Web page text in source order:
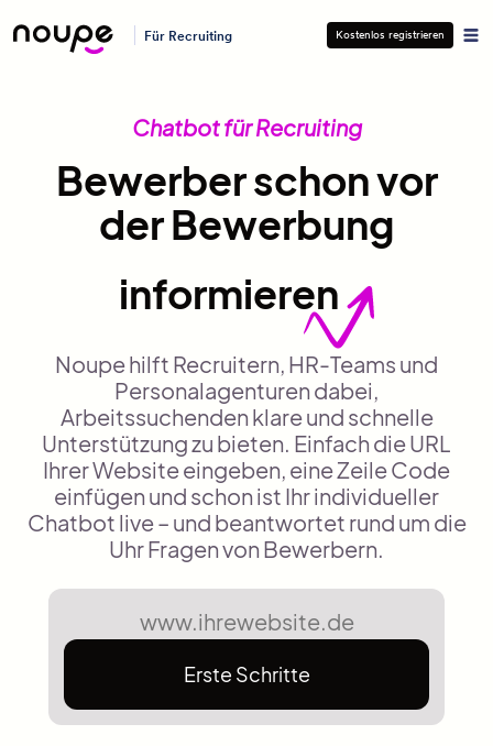
Für Recruiting Kostenlos registrieren
Chatbot für Recruiting
Bewerber schon vor
der Bewerbung
informieren
Noupe hilft Recruitern, HR-Teams und
Personalagenturen dabei,
Arbeitssuchenden klare und schnelle
Unterstützung zu bieten. Einfach die URL
Ihrer Website eingeben, eine Zeile Code
einfügen und schon ist Ihr individueller
Chatbot live – und beantwortet rund um die
Uhr Fragen von Bewerbern.
Erste Schritte